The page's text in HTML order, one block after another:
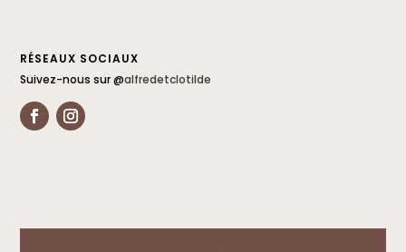
RÉSEAUX SOCIAUX
Suivez-nous sur @alfredetclotilde